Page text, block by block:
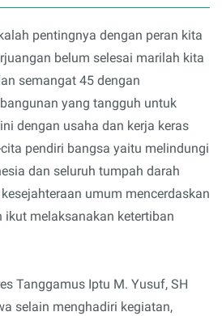
pentingnya dengan peran kita
belum selesai marilah kita
semangat 45 dengan
yang tangguh untuk
dengan usaha dan kerja keras
pendiri bangsa yaitu melindungi
dan seluruh tumpah darah
umum mencerdaskan
ikut melaksanakan ketertiban
Tanggamus Iptu M. Yusuf, SH
selain menghadiri kegiatan,